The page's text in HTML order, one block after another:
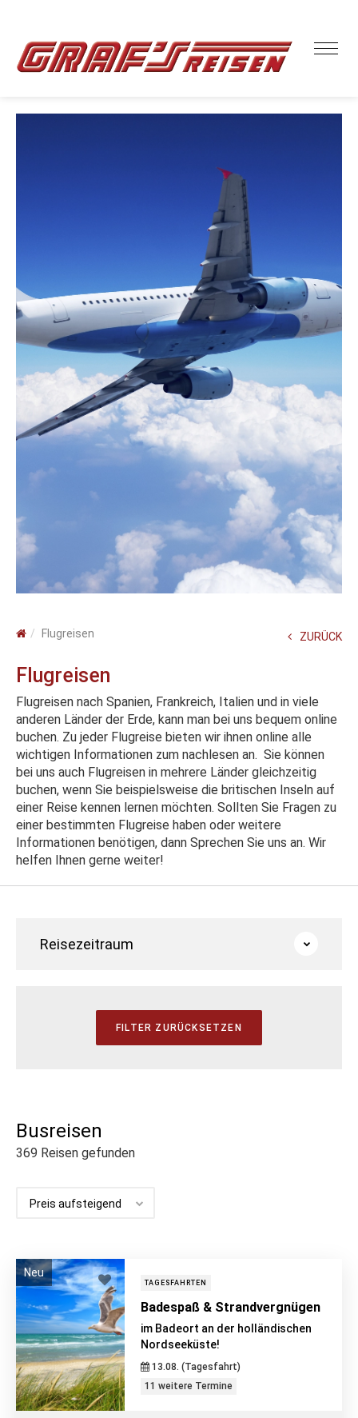
Flugreisen ZURÜCK
Flugreisen
Flugreisen nach Spanien, Frankreich, Italien und in viele
anderen Länder der Erde, kann man bei uns bequem online
buchen. Zu jeder Flugreise bieten wir ihnen online alle
wichtigen Informationen zum nachlesen an. Sie können
bei uns auch Flugreisen in mehrere Länder gleichzeitig
buchen, wenn Sie beispielsweise die britischen Inseln auf
einer Reise kennen lernen möchten. Sollten Sie Fragen zu
einer bestimmten Flugreise haben oder weitere
Informationen benötigen, dann Sprechen Sie uns an. Wir
helfen Ihnen gerne weiter!
Reisezeitraum
Busreisen
369 Reisen gefunden
Neu
TAGESFAHRTEN
Badespaß & Strandvergnügen
im Badeort an der holländischen
Nordseeküste!
13.08. (Tagesfahrt)
11 weitere Termine